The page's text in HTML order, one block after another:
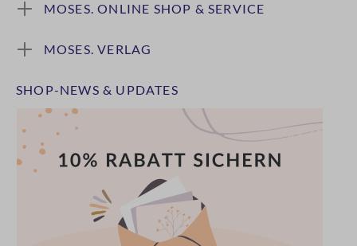
MOSES. ONLINE SHOP & SERVICE
MOSES. VERLAG
SHOP-NEWS & UPDATES